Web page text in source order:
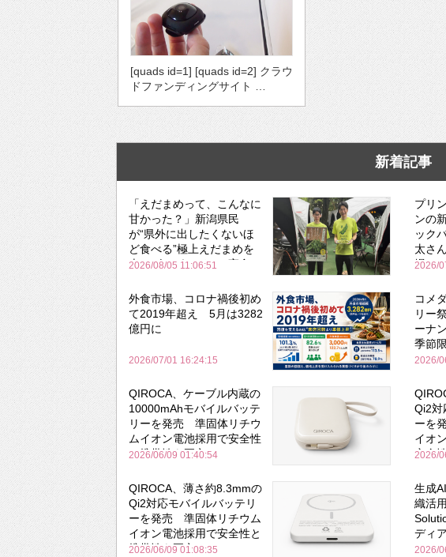
[quads id=1] [quads id=2] クラウ
ドファンディングサイト …
新着記事
「えだまめって、こんなに
甘かった？」新潟県民
が“県外に出したくないほ
ど食べる”極上えだまめを
森のビアガーデンで実食
2026/08/05 11:06:51
プリ
ンの
ック
太さ
場
2026/
外食市場、コロナ禍後初め
て2019年超え 5月は3282
億円に
2026/07/01 16:24:15
コメ
リー
ーナ
季節
2026/
QIROCA、ケーブル内蔵の
10000mAhモバイルバッテ
リーを発売 準固体リチウ
ムイオン電池採用で安全性
と携帯性を両立
2026/06/09 01:40:54
Qi2対
ーを
イオ
安全
2026/
QIROCA、薄さ約8.3mmの
Qi2対応モバイルバッテリ
ーを発売 準固体リチウム
イオン電池採用で安全性と
携帯性を両立
2026/06/09 01:08:35
生成
織活
ディ
2026/